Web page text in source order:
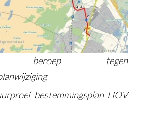
beroep tegen
bestemmingsplan HOV